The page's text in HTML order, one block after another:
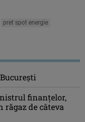
pret spot energie
finanțelor,
răgaz de câteva